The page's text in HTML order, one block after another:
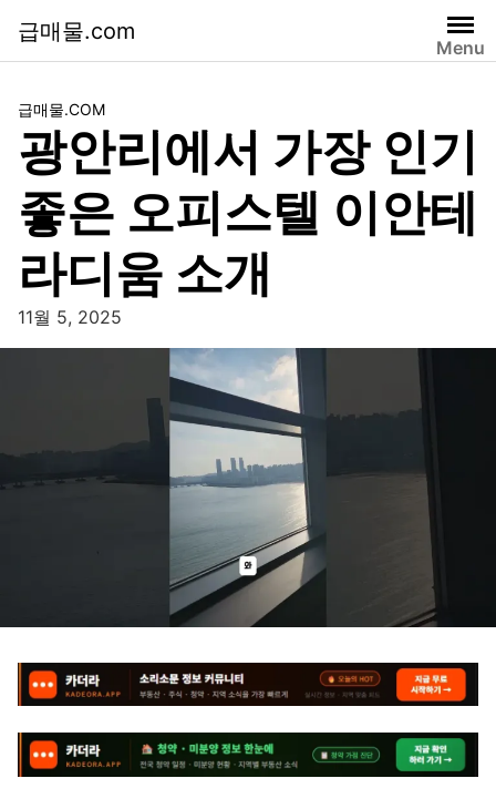
급매물.com
Menu
급매물.COM
광안리에서 가장 인기
좋은 오피스텔 이안테
라디움 소개
11월 5, 2025